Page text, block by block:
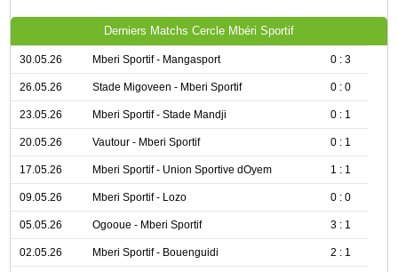
Derniers Matchs Cercle Mbéri Sportif
30.05.26 Mberi Sportif - Mangasport 0 : 3
26.05.26 Stade Migoveen - Mberi Sportif 0 : 0
23.05.26 Mberi Sportif - Stade Mandji 0 : 1
20.05.26 Vautour - Mberi Sportif 0 : 1
17.05.26 Mberi Sportif - Union Sportive dOyem 1 : 1
09.05.26 Mberi Sportif - Lozo 0 : 0
05.05.26 Ogooue - Mberi Sportif 3 : 1
02.05.26 Mberi Sportif - Bouenguidi 2 : 1